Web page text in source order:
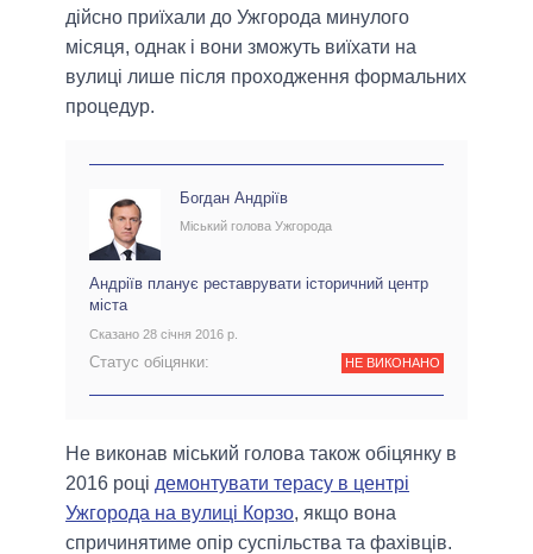
дійсно приїхали до Ужгорода минулого
місяця, однак і вони зможуть виїхати на
вулиці лише після проходження формальних
процедур.
Богдан Андріїв
Міський голова Ужгорода
Андріїв планує реставрувати історичний центр
міста
Сказано 28 січня 2016 р.
Статус обіцянки: НЕ ВИКОНАНО
Не виконав міський голова також обіцянку в
2016 році демонтувати терасу в центрі
Ужгорода на вулиці Корзо, якщо вона
спричинятиме опір суспільства та фахівців.